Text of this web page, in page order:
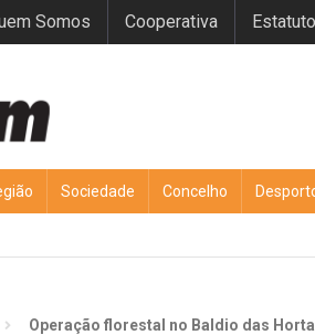
Somos Cooperativa
Sociedade Concelho
Operação florestal no Baldio das